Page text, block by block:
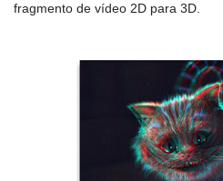
fragmento de vídeo 2D para 3D.